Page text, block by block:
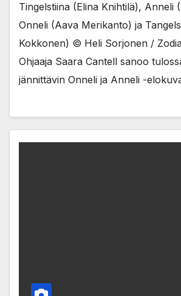
Tingelstiina (Elina Knihtilä), Anneli
Onneli (Aava Merikanto) ja
Kokkonen) © Heli Sorjonen /
Ohjaaja Saara Cantell sanoo
jännittävin Onneli ja Anneli -